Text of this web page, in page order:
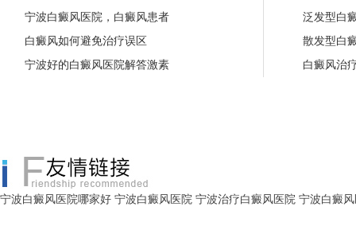
宁波白癜风医院，白癜风患者
白癜风如何避免治疗误区
宁波好的白癜风医院解答激素
泛发型白
散发型白
白癜风治
宁波白癜风医院哪家好 宁波白癜风医院 宁波治疗白癜风医院 宁波白癜